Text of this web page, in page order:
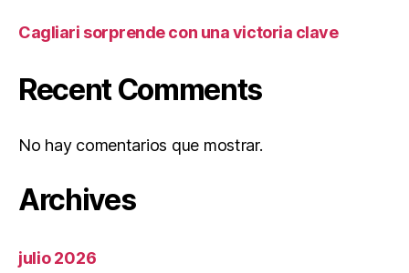
Cagliari sorprende con una victoria clave
Recent Comments
No hay comentarios que mostrar.
Archives
julio 2026